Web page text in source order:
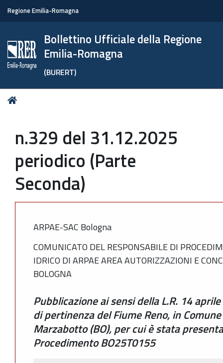
Regione Emilia-Romagna
Bollettino Ufficiale della Regione
Emilia-Romagna
(BURERT)
Tu
n.329 del 31.12.2025
periodico (Parte
Seconda)
ARPAE-SAC Bologna
COMUNICATO DEL RESPONSABILE DI
IDRICO DI ARPAE AREA AUTORIZZAZIONI E
BOLOGNA
Pubblicazione ai sensi della L.R. 14
di pertinenza del Fiume Reno, in
Marzabotto (BO), per cui è stata
Procedimento BO25T0155